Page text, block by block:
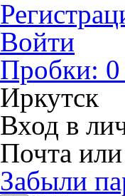
Войти
Пробки: 0
Иркутск
Вход в
Почта
Забыли